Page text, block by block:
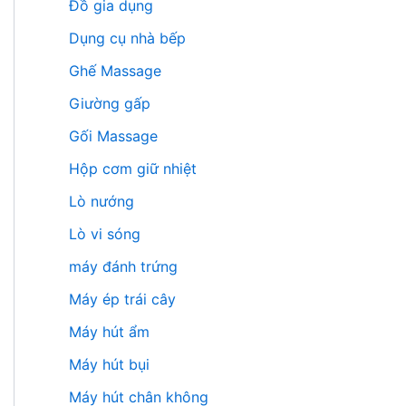
Đồ gia dụng
Dụng cụ nhà bếp
Ghế Massage
Giường gấp
Gối Massage
Hộp cơm giữ nhiệt
Lò nướng
Lò vi sóng
máy đánh trứng
Máy ép trái cây
Máy hút ẩm
Máy hút bụi
Máy hút chân không